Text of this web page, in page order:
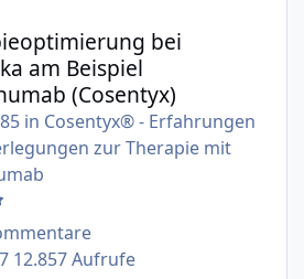
bei Biologika am Beispiel
bei
am Beispiel
(Cosentyx)
in Cosentyx® - Erfahrungen
zur Therapie mit
12.857 Aufrufe